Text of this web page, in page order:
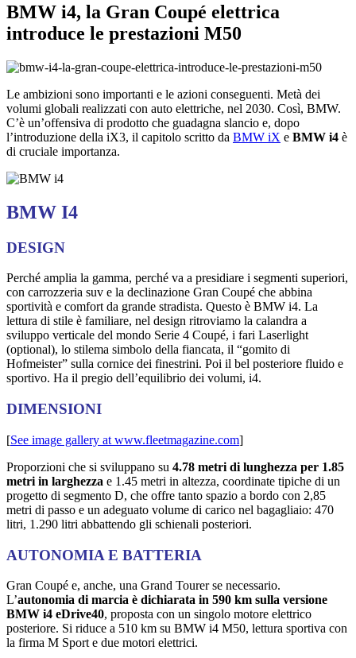
BMW i4, la Gran Coupé elettrica
introduce le prestazioni M50
Le ambizioni sono importanti e le azioni conseguenti. Metà dei
volumi globali realizzati con auto elettriche, nel 2030. Così, BMW.
C’è un’offensiva di prodotto che guadagna slancio e, dopo
l’introduzione della iX3, il capitolo scritto da BMW iX e BMW i4 è
di cruciale importanza.
BMW I4
DESIGN
Perché amplia la gamma, perché va a presidiare i segmenti superiori,
con carrozzeria suv e la declinazione Gran Coupé che abbina
sportività e comfort da grande stradista. Questo è BMW i4. La
lettura di stile è familiare, nel design ritroviamo la calandra a
sviluppo verticale del mondo Serie 4 Coupé, i fari Laserlight
(optional), lo stilema simbolo della fiancata, il “gomito di
Hofmeister” sulla cornice dei finestrini. Poi il bel posteriore fluido e
sportivo. Ha il pregio dell’equilibrio dei volumi, i4.
DIMENSIONI
[See image gallery at www.fleetmagazine.com]
Proporzioni che si sviluppano su 4.78 metri di lunghezza per 1.85
metri in larghezza e 1.45 metri in altezza, coordinate tipiche di un
progetto di segmento D, che offre tanto spazio a bordo con 2,85
metri di passo e un adeguato volume di carico nel bagagliaio: 470
litri, 1.290 litri abbattendo gli schienali posteriori.
AUTONOMIA E BATTERIA
Gran Coupé e, anche, una Grand Tourer se necessario.
L’autonomia di marcia è dichiarata in 590 km sulla versione
BMW i4 eDrive40, proposta con un singolo motore elettrico
posteriore. Si riduce a 510 km su BMW i4 M50, lettura sportiva con
la firma M Sport e due motori elettrici.